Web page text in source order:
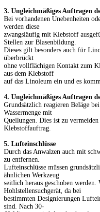
3. Ungleichmäßiges Auftragen
Bei vorhandenen Unebenheiten
werden diese
zwangsläufig mit Klebstoff
Stellen zur Blasenbildung.
Dieses gilt besonders auch für
überbrückt
ohne vollflächigen Kontakt zum
aus dem Klebstoff
auf das Linoleum ein und es
4. Ungleichmäßiges Auftragen
Grundsätzlich reagieren Beläge
Wassermenge mit
Quellungen. Dies ist zu
Klebstoffauftrag.
5. Lufteinschlüsse
Durch das Anwalzen auch mit
zu entfernen.
Lufteinschlüsse müssen
ähnlichen Werkzeug
seitlich heraus geschoben
Hohlstellensuchgerät, da bei
bestimmten Designierungen
sind. Nach 30-